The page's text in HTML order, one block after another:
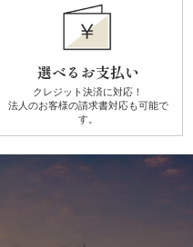
選べるお支払い
クレジット決済に対応！
法人のお客様の請求書対応も可能で
す。